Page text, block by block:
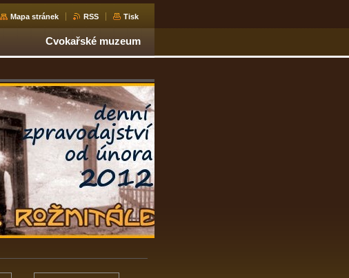
Mapa stránek RSS Tisk
Cvokařské muzeum